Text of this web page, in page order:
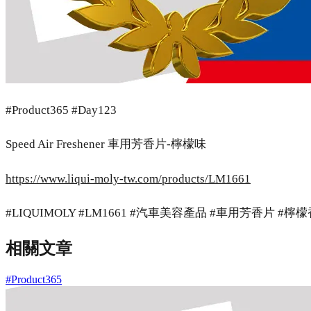
#Product365 #Day123
Speed Air Freshener 車用芳香片-檸檬味
https://www.liqui-moly-tw.com/products/LM1661
#LIQUIMOLY #LM1661 #汽車美容產品 #車用芳香片 #檸檬
相關文章
#Product365